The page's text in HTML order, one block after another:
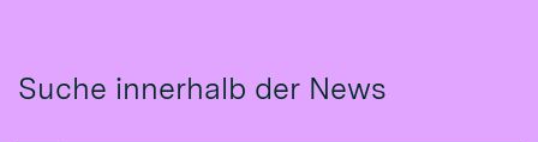
Suche innerhalb der News